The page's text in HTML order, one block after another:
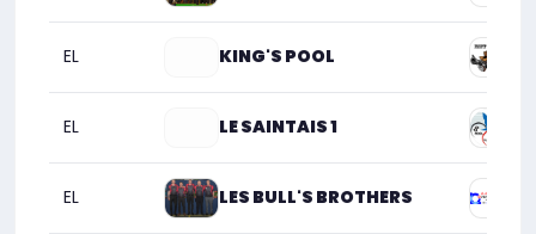
EL KING'S POOL
EL LE SAINTAIS 1
EL LES BULL'S BROTHERS